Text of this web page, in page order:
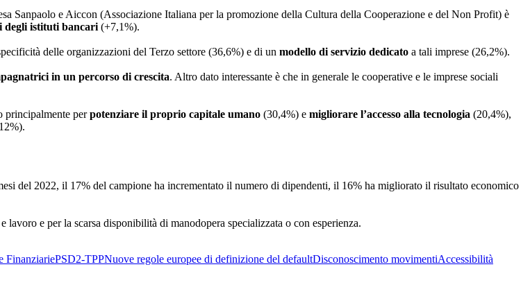
Sanpaolo e Aiccon (Associazione Italiana per la promozione della Cultura della Cooperazione e del Non Profit) è
degli istituti bancari (+7,1%).
delle organizzazioni del Terzo settore (36,6%) e di un modello di servizio dedicato a tali imprese (26,2%).
in un percorso di crescita. Altro dato interessante è che in generale le cooperative e le imprese sociali
principalmente perpotenziare il proprio capitale umano (30,4%) e migliorare l’accesso alla tecnologia (20,4%),
del 2022, il 17% del campione ha incrementato il numero di dipendenti, il 16% ha migliorato il risultato economico
e per la scarsa disponibilità di manodopera specializzata o con esperienza.
FinanziariePSD2-TPPNuove regole europee di definizione del defaultDisconoscimento movimentiAccessibilità